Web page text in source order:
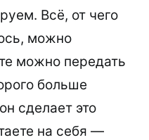
Всё, от чего
можно
можно передать
больше
сделает это
на себя —